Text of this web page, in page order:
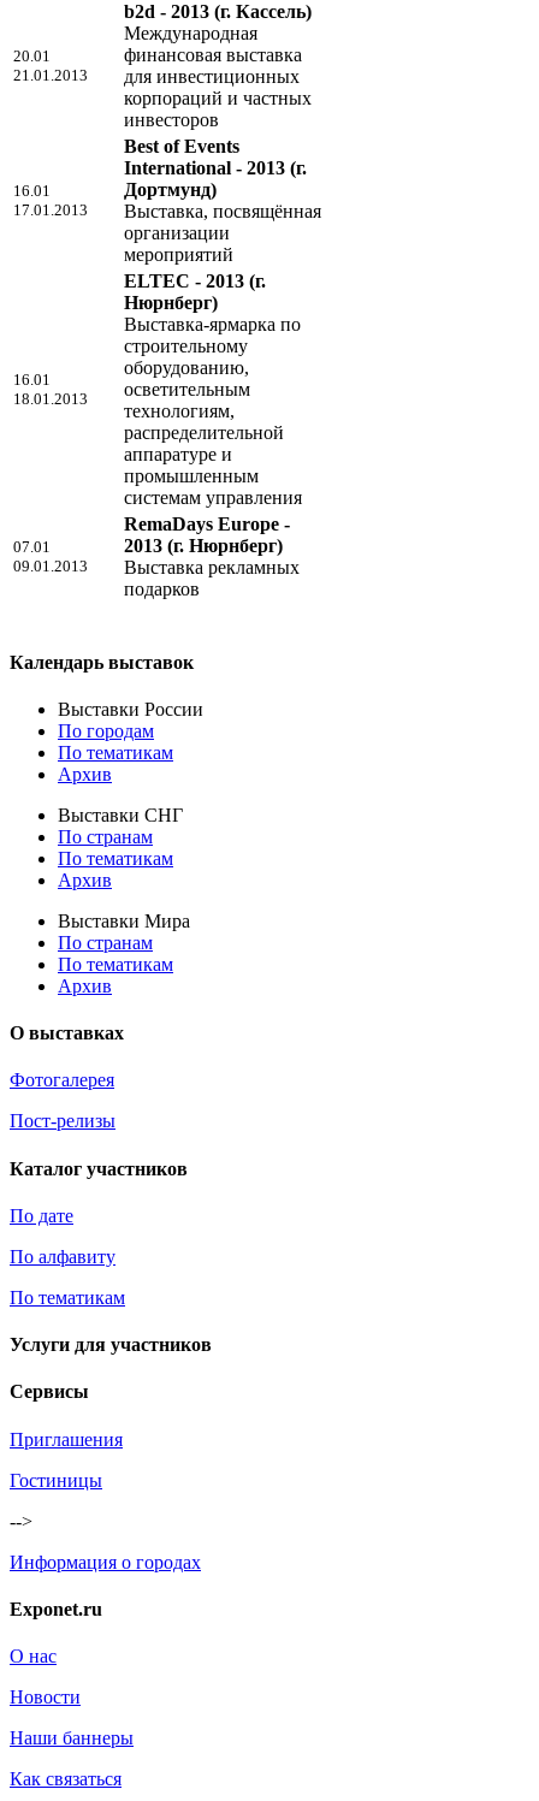
20.01
21.01.2013
b2d - 2013 (г. Кассель)
Международная
финансовая выставка
для инвестиционных
корпораций и частных
инвесторов
16.01
17.01.2013
Best of Events
International - 2013 (г.
Дортмунд)
Выставка, посвящённая
организации
мероприятий
16.01
18.01.2013
ELTEC - 2013 (г.
Нюрнберг)
Выставка-ярмарка по
строительному
оборудованию,
осветительным
технологиям,
распределительной
аппаратуре и
промышленным
системам управления
07.01
09.01.2013
RemaDays Europe -
2013 (г. Нюрнберг)
Выставка рекламных
подарков
Календарь выставок
Выставки России
По городам
По тематикам
Архив
Выставки СНГ
По странам
По тематикам
Архив
Выставки Мира
По странам
По тематикам
Архив
О выставках
Фотогалерея
Пост-релизы
Каталог участников
По дате
По алфавиту
По тематикам
Услуги для участников
Сервисы
Приглашения
Гостиницы
-->
Информация о городах
Exponet.ru
О нас
Новости
Наши баннеры
Как связаться